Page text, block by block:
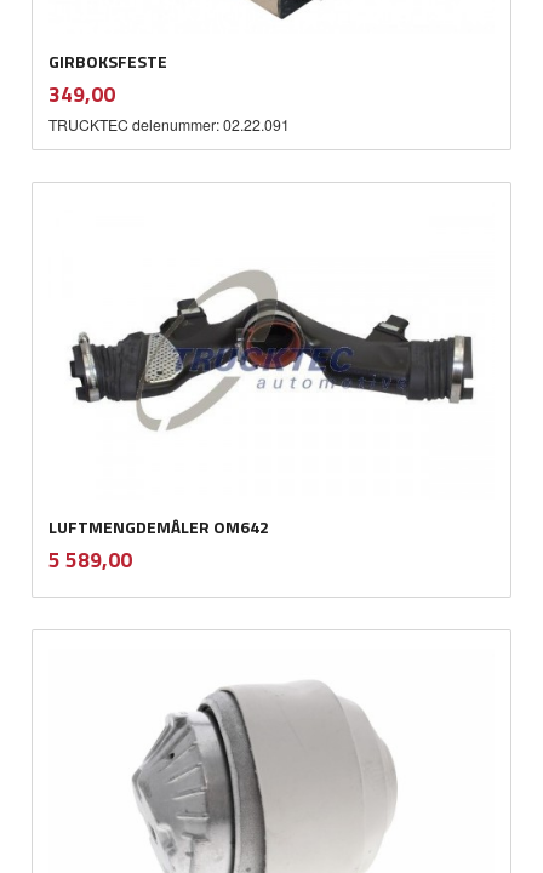
GIRBOKSFESTE
Pris
349,00mva.
TRUCKTEC delenummer: 02.22.091
LUFTMENGDEMÅLER OM642
Pris
5 589,00mva.